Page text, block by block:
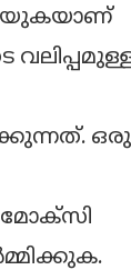
ഒരു
മോക്സി